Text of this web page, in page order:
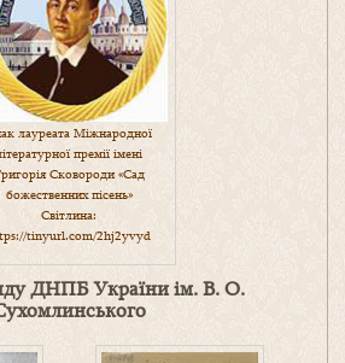
лауреата Міжнародної
премії імені
Сковороди «Сад
божественних пісень»
Світлина:
tinyurl.com/2hj2yvyd
ДНПБ України ім. В. О.